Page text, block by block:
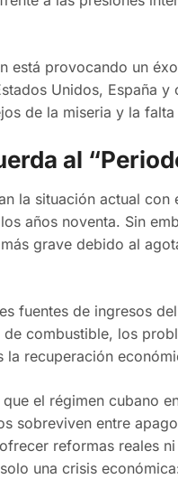
está provocando un
Unidos, España
de la miseria y la
al
la situación actual con
años noventa. Sin
grave debido al
fuentes de ingresos
combustible, los
la recuperación
el régimen cubano
sobreviven entre
reformas reales
una crisis